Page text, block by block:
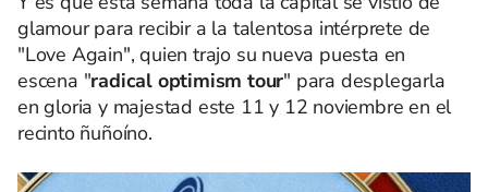
glamour para recibir a la talentosa intérprete de
"Love Again", quien trajo su nueva puesta en
escena "radical optimism tour" para desplegarla
en gloria y majestad este 11 y 12 noviembre en el
recinto ñuñoíno.